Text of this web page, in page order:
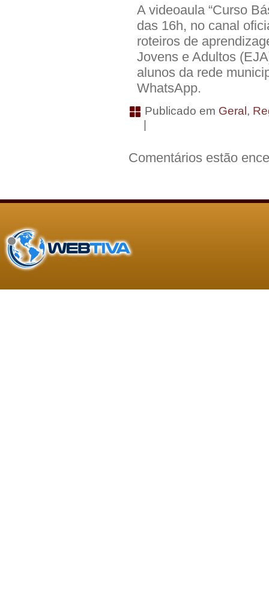
A videoaula “Curso
das 16h, no canal
roteiros de
Jovens e Adultos
alunos da rede
WhatsApp.
Publicado em Geral ,
Comentários estão